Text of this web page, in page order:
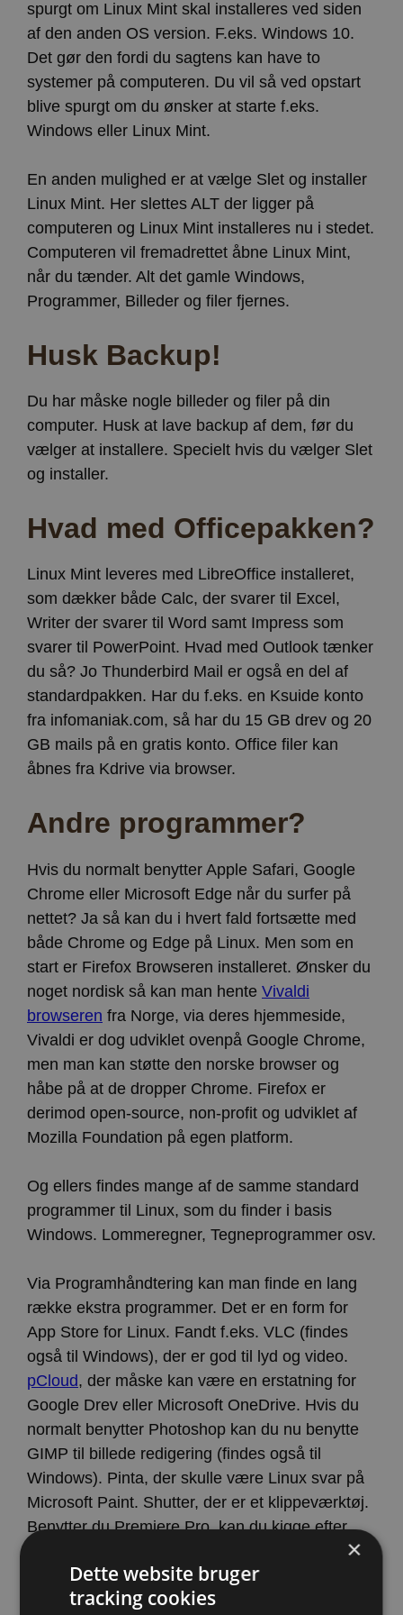
spurgt om Linux Mint skal installeres ved siden
af den anden OS version. F.eks. Windows 10.
Det gør den fordi du sagtens kan have to
systemer på computeren. Du vil så ved opstart
blive spurgt om du ønsker at starte f.eks.
Windows eller Linux Mint.
En anden mulighed er at vælge Slet og installer
Linux Mint. Her slettes ALT der ligger på
computeren og Linux Mint installeres nu i stedet.
Computeren vil fremadrettet åbne Linux Mint,
når du tænder. Alt det gamle Windows,
Programmer, Billeder og filer fjernes.
Husk Backup!
Du har måske nogle billeder og filer på din
computer. Husk at lave backup af dem, før du
vælger at installere. Specielt hvis du vælger Slet
og installer.
Hvad med Officepakken?
Linux Mint leveres med LibreOffice installeret,
som dækker både Calc, der svarer til Excel,
Writer der svarer til Word samt Impress som
svarer til PowerPoint. Hvad med Outlook tænker
du så? Jo Thunderbird Mail er også en del af
standardpakken. Har du f.eks. en Ksuide konto
fra infomaniak.com, så har du 15 GB drev og 20
GB mails på en gratis konto. Office filer kan
åbnes fra Kdrive via browser.
Andre programmer?
Hvis du normalt benytter Apple Safari, Google
Chrome eller Microsoft Edge når du surfer på
nettet? Ja så kan du i hvert fald fortsætte med
både Chrome og Edge på Linux. Men som en
start er Firefox Browseren installeret. Ønsker du
noget nordisk så kan man hente Vivaldi
browseren fra Norge, via deres hjemmeside,
Vivaldi er dog udviklet ovenpå Google Chrome,
men man kan støtte den norske browser og
håbe på at de dropper Chrome. Firefox er
derimod open-source, non-profit og udviklet af
Mozilla Foundation på egen platform.
Og ellers findes mange af de samme standard
programmer til Linux, som du finder i basis
Windows. Lommeregner, Tegneprogrammer osv.
Via Programhåndtering kan man finde en lang
række ekstra programmer. Det er en form for
App Store for Linux. Fandt f.eks. VLC (findes
også til Windows), der er god til lyd og video.
pCloud, der måske kan være en erstatning for
Google Drev eller Microsoft OneDrive. Hvis du
normalt benytter Photoshop kan du nu benytte
GIMP til billede redigering (findes også til
Windows). Pinta, der skulle være Linux svar på
Microsoft Paint. Shutter, der er et klippeværktøj.
Benytter du Premiere Pro, kan du kigge efter
RawTherapee. Dreamweaver kan erstattes med
Bluefish. CoralDRAW kan ersttes med Inkscape
×
Dette website bruger
tracking cookies